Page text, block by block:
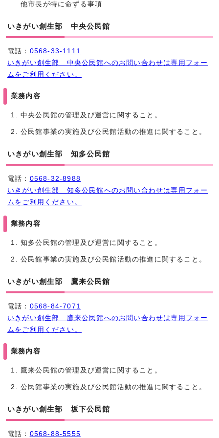
他市長が特に命ずる事項
いきがい創生部 中央公民館
電話： 0568-33-1111
いきがい創生部 中央公民館へのお問い合わせは専用フォー
ムをご利用ください。
業務内容
中央公民館の管理及び運営に関すること。
公民館事業の実施及び公民館活動の推進に関すること。
いきがい創生部 知多公民館
電話： 0568-32-8988
いきがい創生部 知多公民館へのお問い合わせは専用フォー
ムをご利用ください。
業務内容
知多公民館の管理及び運営に関すること。
公民館事業の実施及び公民館活動の推進に関すること。
いきがい創生部 鷹来公民館
電話： 0568-84-7071
いきがい創生部 鷹来公民館へのお問い合わせは専用フォー
ムをご利用ください。
業務内容
鷹来公民館の管理及び運営に関すること。
公民館事業の実施及び公民館活動の推進に関すること。
いきがい創生部 坂下公民館
電話： 0568-88-5555